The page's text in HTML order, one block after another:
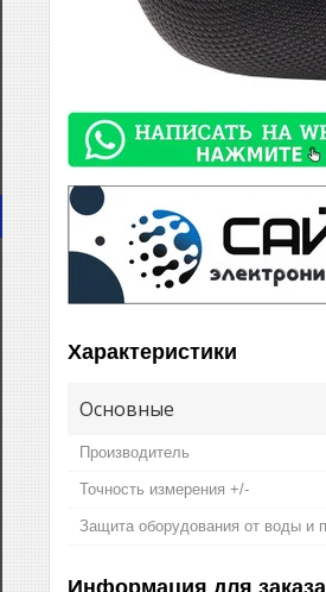
Характеристики
Основные
Производитель
Точность измерения +/-
Защита оборудования от воды и
Информация для заказа